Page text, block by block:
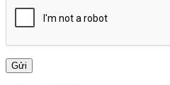
Gửi